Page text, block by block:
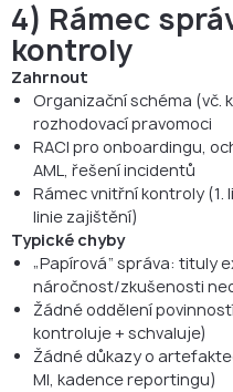
4) Rámec
kontroly
Zahrnout
Organizační schéma (vč.
rozhodovací pravomoci
RACI pro onboardingu,
AML, řešení incidentů
Rámec vnitřní kontroly (1.
linie zajištění)
Typické chyby
„Papírová“ správa: tituly
náročnost/zkušenosti
Žádné oddělení
kontroluje + schvaluje)
Žádné důkazy o
MI, kadence reportingu)